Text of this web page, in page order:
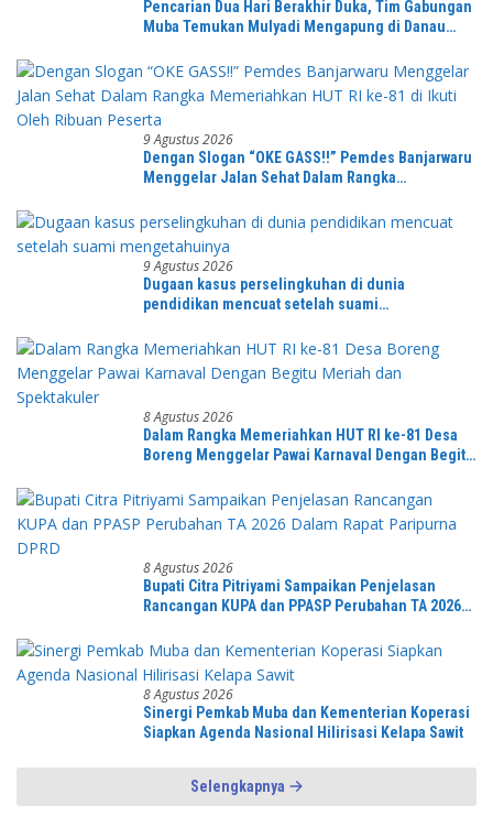
Pencarian Dua Hari Berakhir Duka, Tim Gabungan
Muba Temukan Mulyadi Mengapung di Danau
9 Agustus 2026
Dengan Slogan “OKE GASS!!” Pemdes Banjarwaru
Menggelar Jalan Sehat Dalam Rangka
Peserta
9 Agustus 2026
Dugaan kasus perselingkuhan di dunia
pendidikan mencuat setelah suami
8 Agustus 2026
Dalam Rangka Memeriahkan HUT RI ke-81 Desa
Boreng Menggelar Pawai Karnaval Dengan Begitu
8 Agustus 2026
Bupati Citra Pitriyami Sampaikan Penjelasan
Rancangan KUPA dan PPASP Perubahan TA 2026
8 Agustus 2026
Sinergi Pemkab Muba dan Kementerian Koperasi
Siapkan Agenda Nasional Hilirisasi Kelapa Sawit
Selengkapnya